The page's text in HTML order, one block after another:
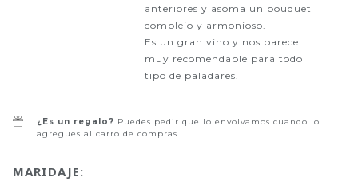
anteriores y asoma un bouquet
complejo y armonioso.
Es un gran vino y nos parece
muy recomendable para todo
tipo de paladares.
¿Es un regalo? Puedes pedir que lo envolvamos cuando lo
agregues al carro de compras
MARIDAJE: